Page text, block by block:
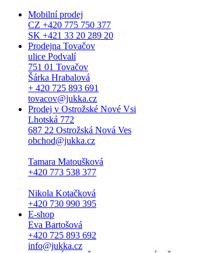
Mobilní prodej
CZ +420 775 750 377
SK +421 33 20 289 20
Prodejna Tovačov
ulice Podvalí
751 01 Tovačov
Šárka Hrabalová
+ 420 725 893 691
tovacov@jukka.cz
Prodej v Ostrožské Nové Vsi
Lhotská 772
687 22 Ostrožská Nová Ves
obchod@jukka.cz
Tamara Matoušková
+420 773 538 377
Nikola Kotačková
+420 730 990 395
E-shop
Eva Bartošová
+420 725 893 692
info@jukka.cz